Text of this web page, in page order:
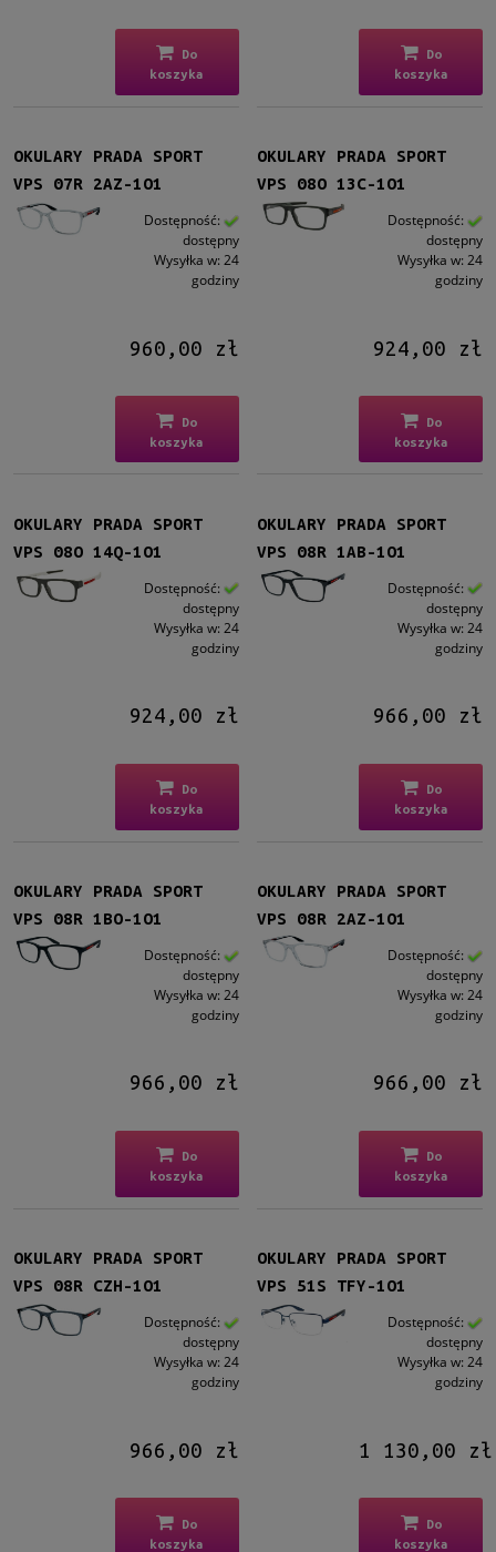
Do
koszyka
Do
koszyka
OKULARY PRADA SPORT
VPS 07R 2AZ-1O1
Dostępność:
dostępny
Wysyłka w: 24
godziny
960,00 zł
Do
koszyka
OKULARY PRADA SPORT
VPS 08O 13C-1O1
Dostępność:
dostępny
Wysyłka w: 24
godziny
924,00 zł
Do
koszyka
OKULARY PRADA SPORT
VPS 08O 14Q-1O1
Dostępność:
dostępny
Wysyłka w: 24
godziny
924,00 zł
Do
koszyka
OKULARY PRADA SPORT
VPS 08R 1AB-1O1
Dostępność:
dostępny
Wysyłka w: 24
godziny
966,00 zł
Do
koszyka
OKULARY PRADA SPORT
VPS 08R 1BO-1O1
Dostępność:
dostępny
Wysyłka w: 24
godziny
966,00 zł
Do
koszyka
OKULARY PRADA SPORT
VPS 08R 2AZ-1O1
Dostępność:
dostępny
Wysyłka w: 24
godziny
966,00 zł
Do
koszyka
OKULARY PRADA SPORT
VPS 08R CZH-1O1
Dostępność:
dostępny
Wysyłka w: 24
godziny
966,00 zł
Do
koszyka
OKULARY PRADA SPORT
VPS 51S TFY-1O1
Dostępność:
dostępny
Wysyłka w: 24
godziny
1 130,00 zł
Do
koszyka